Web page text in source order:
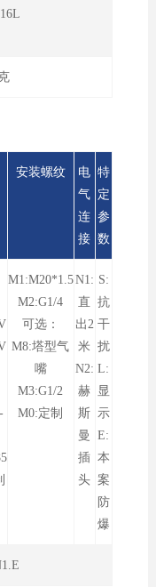
安装螺纹
电
气
连
接
特
定
参
数
M1:M20*1.5
M2:G1/4
可选：
M8:塔型气
嘴
M3:G1/2
M0:定制
N1:
直
出2
米
N2:
赫
斯
曼
插
头
S:
抗
干
扰
L:
显
示
E:
本
案
防
爆